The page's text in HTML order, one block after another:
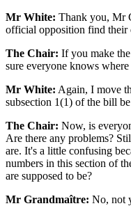
Mr White: Thank you, Mr
official opposition find their
The Chair: If you make
sure everyone knows where
Mr White: Again, I move
subsection 1(1) of the bill
The Chair: Now, is
Are there any problems?
are. It's a little confusing
numbers in this section of
are supposed to be?
Mr Grandmaître: No, not